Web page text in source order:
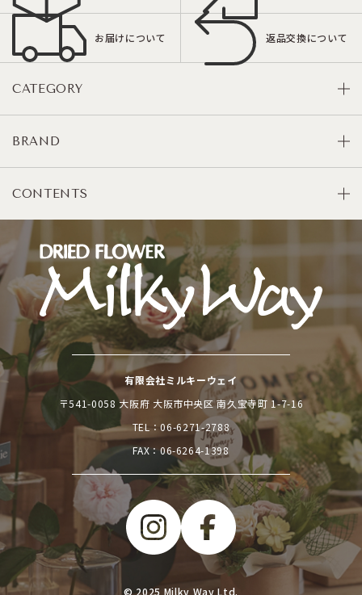
お届けについて 返品交換について
CATEGORY
BRAND
CONTENTS
有限会社ミルキーウェイ
〒541-0058 大阪府 大阪市中央区 南久宝寺町 1-7-16
TEL：06-6271-2788
FAX：06-6264-1398
© 2025 Milky Way Ltd.